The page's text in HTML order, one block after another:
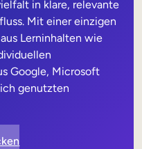
in klare, relevante
Mit einer einzigen
Lerninhalten wie
Google, Microsoft
genutzten